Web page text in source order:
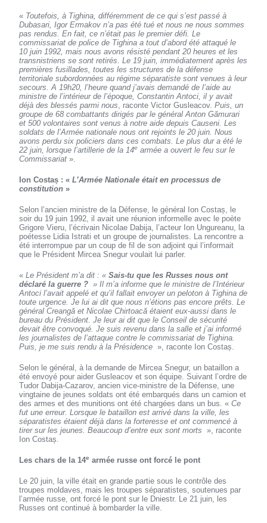
« Toutefois, à Tighina, différemment de ce qui s’est passé à
Dubasari, Igor Ermakov n’a pas été tué et nous ne nous sommes
pas rendus. En fait, ce n’était pas le premier défi. Le
commissariat de police de Tighina a tout d’abord été attaqué le
10 juin 1992, mais nous avons résisté pendant 20 heures et les
transnistriens se sont retirés. Le 19 juin, immédiatement après les
premières fusillades, toutes les structures de la défense
territoriale subordonnées au régime séparatiste sont venues à leur
secours. A 19h20, l’heure quand j’avais demandé de l’aide au
ministre de l’intérieur de l’époque, Constantin Antoci, il y avait
déjà des blessés parmi nous , raconte Victor Gusleacov.Puis, un
groupe de 68 combattants dirigés par le général Anton Gămurari
et 500 volontaires sont venus à notre aide depuis Causeni. Les
soldats de l’Armée nationale nous ont rejoints le 20 juin. Nous
avons perdu six policiers dans ces combats. Le plus dur a été le
22 juin, lorsque l’artillerie de la 14e armée a ouvert le feu sur le
Commissariat ».
Ion Costaș : «L’Armée Nationale était en processus de
constitution »
Selon l’ancien ministre de la Défense, le général Ion Costaș, le
soir du 19 juin 1992, il avait une réunion informelle avec le poète
Grigore Vieru, l’écrivain Nicolae Dabija, l’acteur Ion Ungureanu, la
poétesse Lidia Istrati et un groupe de journalistes. La rencontre a
été interrompue par un coup de fil de son adjoint qui l’informait
que le Président Mircea Snegur voulait lui parler.
«Le Président m’a dit : «Sais-tu que les Russes nous ont
déclaré la guerre ? » Il m’a informe que le ministre de l’Intérieur
Antoci l’avait appelé et qu’il fallait envoyer un peloton à Tighina de
toute urgence. Je lui ai dit que nous n’étions pas encore prêts. Le
général Creangă et Nicolae Chirtoacă étaient eux-aussi dans le
bureau du Président. Je leur ai dit que le Conseil de sécurité
devait être convoqué. Je suis revenu dans la salle et j’ai informé
les journalistes de l’attaque contre le commissariat de Tighina.
Puis, je me suis rendu à la Présidence », raconte Ion Costaș.
Selon le général, à la demande de Mircea Snegur, un bataillon a
été envoyé pour aider Gusleacov et son équipe. Suivant l’ordre de
Tudor Dabija-Cazarov, ancien vice-ministre de la Défense, une
vingtaine de jeunes soldats ont été embarqués dans un camion et
des armes et des munitions ont été chargées dans un bus. «Ce
fut une erreur. Lorsque le bataillon est arrivé dans la ville, les
séparatistes étaient déjà dans la forteresse et ont commencé à
tirer sur les jeunes. Beaucoup d’entre eux sont morts », raconte
Ion Costaș.
Les chars de la 14e armée russe ont forcé le pont
Le 20 juin, la ville était en grande partie sous le contrôle des
troupes moldaves, mais les troupes séparatistes, soutenues par
l’armée russe, ont forcé le pont sur le Dniestr. Le 21 juin, les
Russes ont continué à bombarder la ville.